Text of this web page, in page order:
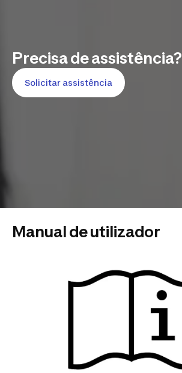
Precisa de assistência?
Solicitar assistência
Manual de utilizador